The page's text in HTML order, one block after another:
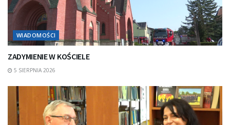
WIADOMOŚCI
ZADYMIENIE W KOŚCIELE
5 SIERPNIA 2026